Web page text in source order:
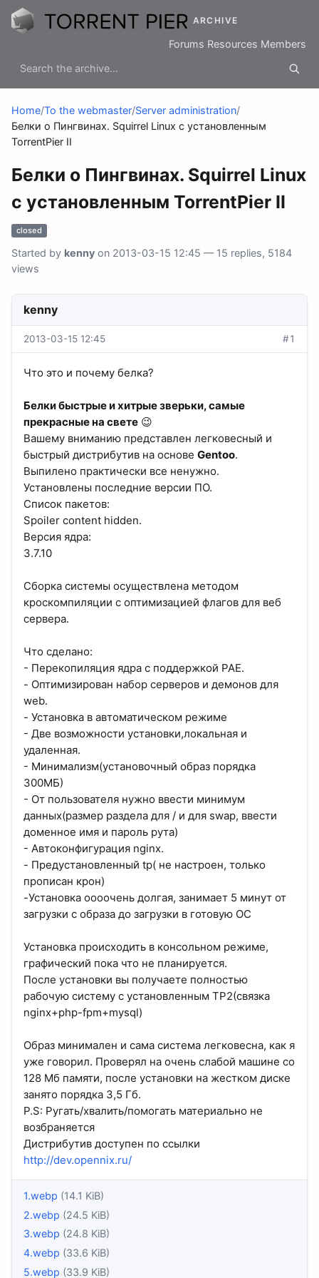
ARCHIVE
Forums Resources Members
Home/To the webmaster/Server administration/
Белки о Пингвинах. Squirrel Linux с установленным
TorrentPier II
Белки о Пингвинах. Squirrel Linux
с установленным TorrentPier II
closed
Started by kenny on 2013-03-15 12:45 — 15 replies, 5184
views
kenny
2013-03-15 12:45 #1
Что это и почему белка?
Белки быстрые и хитрые зверьки, самые
прекрасные на свете 😉
Вашему вниманию представлен легковесный и
быстрый дистрибутив на основе Gentoo.
Выпилено практически все ненужно.
Установлены последние версии ПО.
Список пакетов:
Spoiler content hidden.
Версия ядра:
3.7.10
Сборка системы осуществлена методом
кроскомпиляции с оптимизацией флагов для веб
сервера.
Что сделано:
- Перекопиляция ядра с поддержкой PAE.
- Оптимизирован набор серверов и демонов для
web.
- Установка в автоматическом режиме
- Две возможности установки,локальная и
удаленная.
- Минимализм(установочный образ порядка
300МБ)
- От пользователя нужно ввести минимум
данных(размер раздела для / и для swap, ввести
доменное имя и пароль рута)
- Автоконфигурация nginx.
- Предустановленный tp( не настроен, только
прописан крон)
-Установка оооочень долгая, занимает 5 минут от
загрузки с образа до загрузки в готовую ОС
Установка происходить в консольном режиме,
графический пока что не планируется.
После установки вы получаете полностью
рабочую систему с установленным TP2(связка
nginx+php-fpm+mysql)
Образ минимален и сама система легковесна, как я
уже говорил. Проверял на очень слабой машине со
128 Мб памяти, после установки на жестком диске
занято порядка 3,5 Гб.
P.S: Ругать/хвалить/помогать материально не
возбраняется
Дистрибутив доступен по ссылки
http://dev.opennix.ru/
1.webp (14.1 KiB)
2.webp (24.5 KiB)
3.webp (24.8 KiB)
4.webp (33.6 KiB)
5.webp (33.9 KiB)